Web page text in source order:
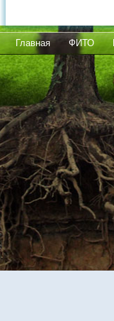
Главная ФИТО